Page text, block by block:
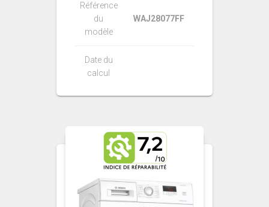
Référence
du
modèle
WAJ28077FF
Date du
calcul